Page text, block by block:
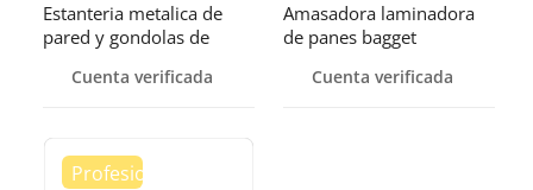
Estanteria metalica de
pared y gondolas de
Cuenta verificada
Amasadora laminadora
de panes bagget
Cuenta verificada